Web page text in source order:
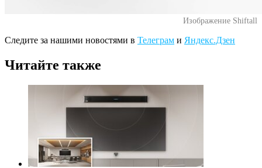
Изображение Shiftall
Следите за нашими новостями в Телеграм и Яндекс.Дзен
Читайте также